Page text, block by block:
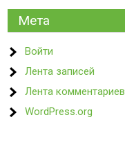
Мета
Войти
Лента записей
Лента комментариев
WordPress.org